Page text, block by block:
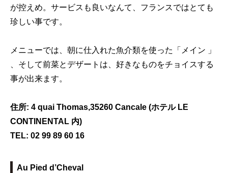
が控えめ。サービスも良いなんて、フランスではとても
珍しい事です。
メニューでは、朝に仕入れた魚介類を使った「メイン 」
、そして前菜とデザートは、好きなものをチョイスする
事が出来ます。
住所: 4 quai Thomas,35260 Cancale (ホテル LE
CONTINENTAL 内)
TEL: 02 99 89 60 16
Au Pied d’Cheval